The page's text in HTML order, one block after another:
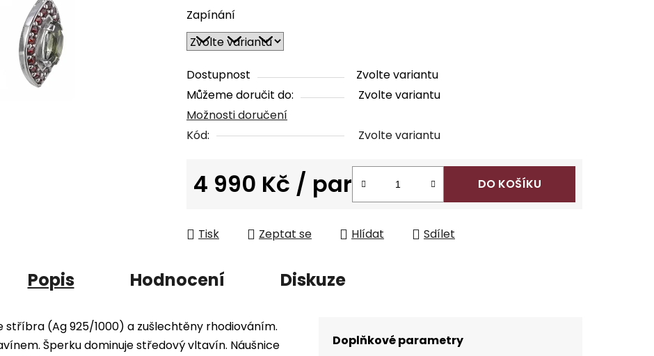
produktu
je
0,0
z
5
hvězdiček.
Zapínání
Dostupnost
Zvolte variantu
Můžeme doručit do:
Zvolte variantu
Možnosti doručení
Kód:
Zvolte variantu
4 990 Kč / par DO KOŠÍKU
Tisk Zeptat se Hlídat Sdílet
Popis Hodnocení Diskuze
stříbra (Ag 925/1000) a zušlechtěny rhodiováním.
Šperku dominuje středový vltavín. Náušnice
Doplňkové parametry